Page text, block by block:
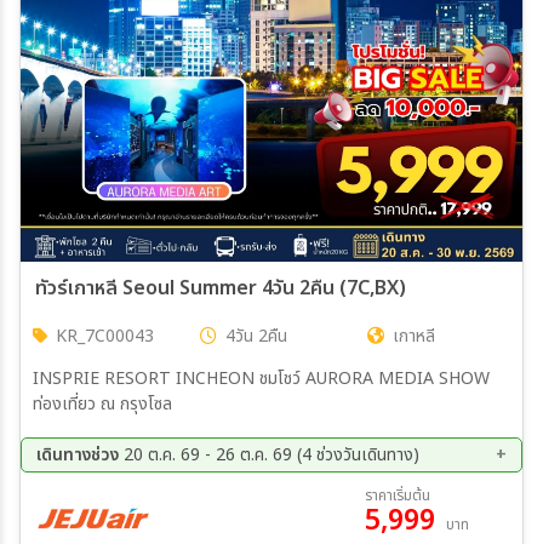
ทัวร์เกาหลี Seoul Summer 4วัน 2คืน (7C,BX)
KR_7C00043 4วัน 2คืน
เกาหลี
INSPRIE RESORT INCHEON ชมโชว์ AURORA MEDIA SHOW
ท่องเที่ยว ณ กรุงโซล
เดินทางช่วง 20 ต.ค. 69 - 26 ต.ค. 69 (4 ช่วงวันเดินทาง)
21 ต.ค. 69 - 24 ต.ค. 69
22 ต.ค. 69 - 25 ต.ค. 69
23 ต.ค. 69 - 26 ต.ค. 69
ราคาเริ่มต้น
5,999 บาท